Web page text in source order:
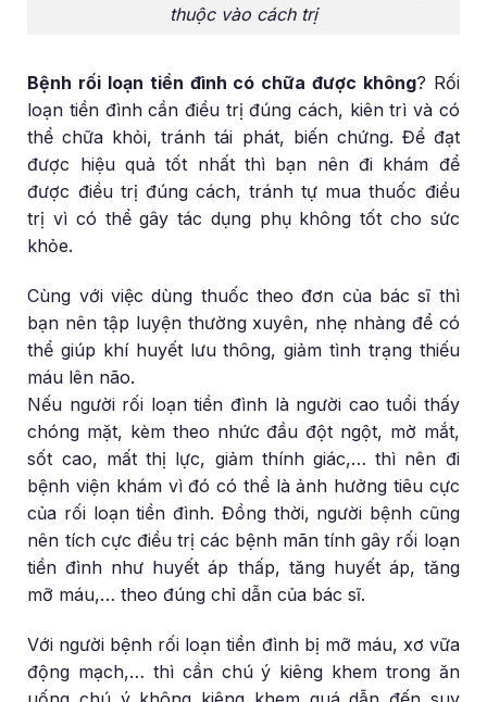
thuộc vào cách trị
Bệnh rối loạn tiền đình có chữa được không? Rối
loạn tiền đình cần điều trị đúng cách, kiên trì và có
thể chữa khỏi, tránh tái phát, biến chứng. Để đạt
được hiệu quả tốt nhất thì bạn nên đi khám để
được điều trị đúng cách, tránh tự mua thuốc điều
trị vì có thể gây tác dụng phụ không tốt cho sức
khỏe.
Cùng với việc dùng thuốc theo đơn của bác sĩ thì
bạn nên tập luyện thường xuyên, nhẹ nhàng để có
thể giúp khí huyết lưu thông, giảm tình trạng thiếu
máu lên não.
Nếu người rối loạn tiền đình là người cao tuổi thấy
chóng mặt, kèm theo nhức đầu đột ngột, mờ mắt,
sốt cao, mất thị lực, giảm thính giác,… thì nên đi
bệnh viện khám vì đó có thể là ảnh hưởng tiêu cực
của rối loạn tiền đình. Đồng thời, người bệnh cũng
nên tích cực điều trị các bệnh mãn tính gây rối loạn
tiền đình như huyết áp thấp, tăng huyết áp, tăng
mỡ máu,… theo đúng chỉ dẫn của bác sĩ.
Với người bệnh rối loạn tiền đình bị mỡ máu, xơ vữa
động mạch,… thì cần chú ý kiêng khem trong ăn